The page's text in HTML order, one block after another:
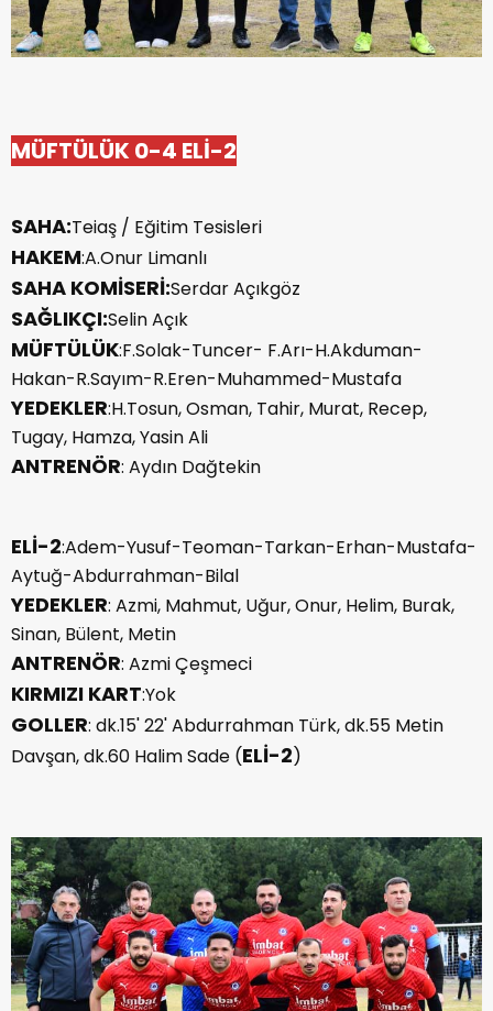
MÜFTÜLÜK 0-4 ELİ-2
SAHA:Teiaş / Eğitim Tesisleri
HAKEM:A.Onur Limanlı
SAHA KOMİSERİ:Serdar Açıkgöz
SAĞLIKÇI:Selin Açık
MÜFTÜLÜK:F.Solak-Tuncer- F.Arı-H.Akduman-
Hakan-R.Sayım-R.Eren-Muhammed-Mustafa
YEDEKLER:H.Tosun, Osman, Tahir, Murat, Recep,
Tugay, Hamza, Yasin Ali
ANTRENÖR: Aydın Dağtekin
ELİ-2:Adem-Yusuf-Teoman-Tarkan-Erhan-Mustafa-
Aytuğ-Abdurrahman-Bilal
YEDEKLER: Azmi, Mahmut, Uğur, Onur, Helim, Burak,
Sinan, Bülent, Metin
ANTRENÖR: Azmi Çeşmeci
KIRMIZI KART:Yok
GOLLER: dk.15' 22' Abdurrahman Türk, dk.55 Metin
Davşan, dk.60 Halim Sade (ELİ-2)